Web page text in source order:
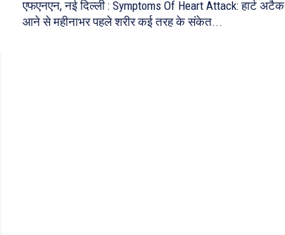
एफएनएन, नई दिल्ली : Symptoms Of Heart Attack: हार्ट अटैक
आने से महीनाभर पहले शरीर कई तरह के संकेत...